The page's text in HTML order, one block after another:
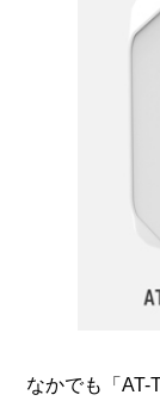
なかでも「AT-